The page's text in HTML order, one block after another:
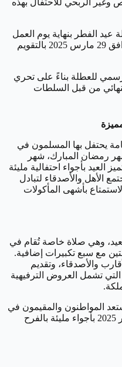
الفطر بنهاية يوم العمل
يوم السبت 29 رمضان 1446 هـ، الموافق 29 مارس 2025 بالتقويم
للعطلة بناءً على تحري
من قبل السلطات
يحتفل بها المسلمون في
رمضان المبارك، شهر
العيد بأجواء احتفالية مليئة
الأهل والأصدقاء لتبادل
بأشهى المأكولات
العيد، وهي صلاة خاصة تُقام في
مع سبع تكبيرات إضافية.
والأصدقاء، وتقديم
التي تشمل العروض الترفيهية
المواطنون والمقيمون في
السعودية للاستمتاع بعطلة عيد الفطر 2025 بأجواء مليئة بالفرح